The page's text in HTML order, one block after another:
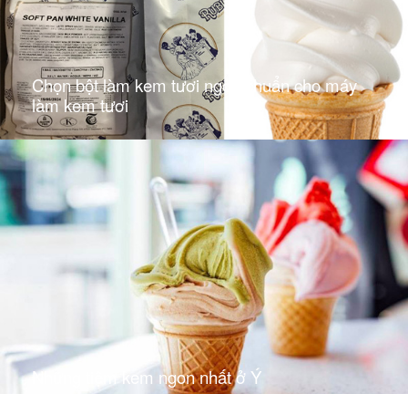
Chọn bột làm kem tươi ngon chuẩn cho máy
làm kem tươi
Những tiệm kem ngon nhất ở Ý